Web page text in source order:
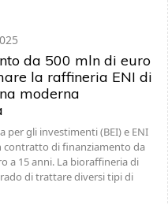
da 500 mln di euro
la raffineria ENI di
moderna
per gli investimenti (BEI) e ENI
contratto di finanziamento da
a 15 anni. La bioraffineria di
di trattare diversi tipi di